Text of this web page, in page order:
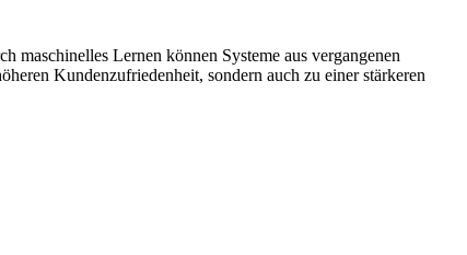
Lernen können Systeme aus vergangenen
Kundenzufriedenheit, sondern auch zu einer stärkeren